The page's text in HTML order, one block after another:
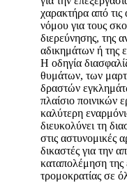
χαρακτήρα από τις
νόμου για τους
διερεύνησης, της
αδικημάτων ή της
Η οδηγία
θυμάτων, των
δραστών
πλαίσιο
καλύτερη
διευκολύνει τη
στις αστυνομικές
δικαστές για την
καταπολέμηση της
τρομοκρατίας σε